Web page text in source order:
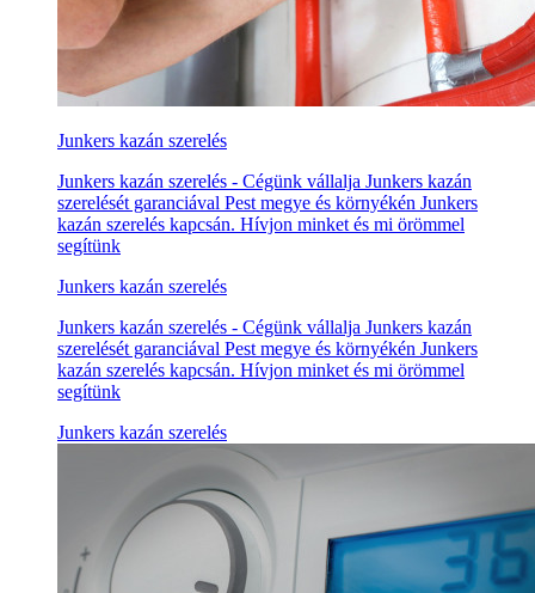
Junkers kazán szerelés
Junkers kazán szerelés - Cégünk vállalja Junkers kazán
szerelését garanciával Pest megye és környékén Junkers
kazán szerelés kapcsán. Hívjon minket és mi örömmel
segítünk
Junkers kazán szerelés
Junkers kazán szerelés - Cégünk vállalja Junkers kazán
szerelését garanciával Pest megye és környékén Junkers
kazán szerelés kapcsán. Hívjon minket és mi örömmel
segítünk
Junkers kazán szerelés